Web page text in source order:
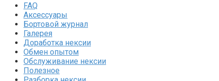
FAQ
Аксессуары
Бортовой журнал
Галерея
Доработка нексии
Обмен опытом
Обслуживание нексии
Полезное